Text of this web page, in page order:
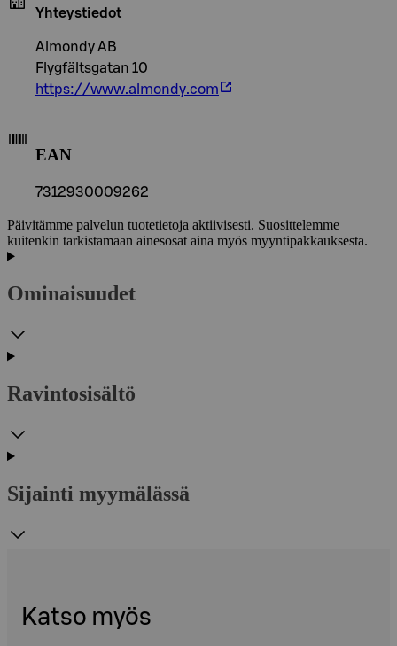
Yhteystiedot
Almondy AB
Flygfältsgatan 10
https://www.almondy.com
EAN
7312930009262
Päivitämme palvelun tuotetietoja aktiivisesti. Suosittelemme
kuitenkin tarkistamaan ainesosat aina myös myyntipakkauksesta.
Ominaisuudet
Ravintosisältö
Sijainti myymälässä
Katso myös